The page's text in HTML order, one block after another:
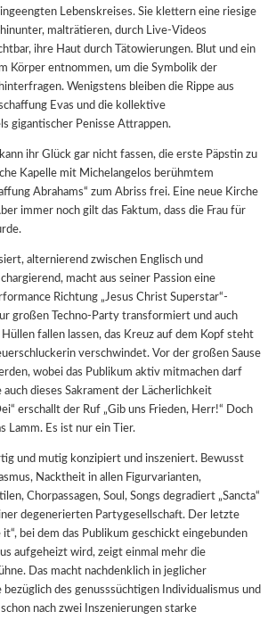
Lebenskreises. Sie klettern eine riesige
malträtieren, durch Live-Videos
ihre Haut durch Tätowierungen. Blut und ein
Körper entnommen, um die Symbolik der
Wenigstens bleiben die Rippe aus
Evas und die kollektive
gigantischer Penisse Attrappen.
ihr Glück gar nicht fassen, die erste Päpstin zu
Kapelle mit Michelangelos berühmtem
Abrahams“ zum Abriss frei. Eine neue Kirche
immer noch gilt das Faktum, dass die Frau für
alternierend zwischen Englisch und
macht aus seiner Passion eine
Richtung „Jesus Christ Superstar“-
großen Techno-Party transformiert und auch
fallen lassen, das Kreuz auf dem Kopf steht
verschwindet. Vor der großen Sause
wobei das Publikum aktiv mitmachen darf
dieses Sakrament der Lächerlichkeit
erschallt der Ruf „Gib uns Frieden, Herr!“ Doch
Lamm. Es ist nur ein Tier.
und mutig konzipiert und inszeniert. Bewusst
Nacktheit in allen Figurvarianten,
Chorpassagen, Soul, Songs degradiert „Sancta“
degenerierten Partygesellschaft. Der letzte
it“, bei dem das Publikum geschickt eingebunden
aufgeheizt wird, zeigt einmal mehr die
Das macht nachdenklich in jeglicher
bezüglich des genusssüchtigen Individualismus und
nach zwei Inszenierungen starke